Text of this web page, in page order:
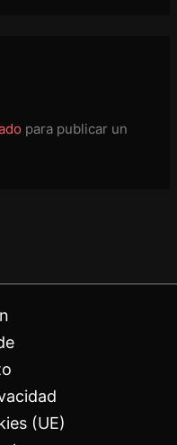
para publicar un
(UE)